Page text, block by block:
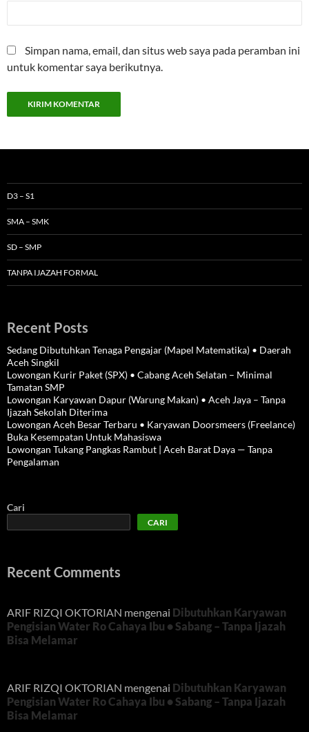
Simpan nama, email, dan situs web saya pada peramban ini
untuk komentar saya berikutnya.
D3 – S1
SMA – SMK
SD – SMP
TANPA IJAZAH FORMAL
Recent Posts
Sedang Dibutuhkan Tenaga Pengajar (Mapel Matematika) • Daerah
Aceh Singkil
Lowongan Kurir Paket (SPX) • Cabang Aceh Selatan – Minimal
Tamatan SMP
Lowongan Karyawan Dapur (Warung Makan) • Aceh Jaya – Tanpa
Ijazah Sekolah Diterima
Lowongan Aceh Besar Terbaru • Karyawan Doorsmeers (Freelance)
Buka Kesempatan Untuk Mahasiswa
Lowongan Tukang Pangkas Rambut | Aceh Barat Daya — Tanpa
Pengalaman
Cari
CARI
Recent Comments
ARIF RIZQI OKTORIAN mengenai Dibutuhkan Karyawan
Pengisian Water Ro Cahaya Ibu • Sabang – Tanpa Ijazah
Bisa Melamar
ARIF RIZQI OKTORIAN mengenai Dibutuhkan Karyawan
Pengisian Water Ro Cahaya Ibu • Sabang – Tanpa Ijazah
Bisa Melamar